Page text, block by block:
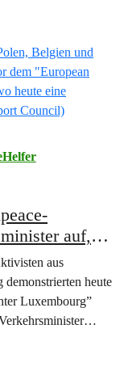
auf,
auf den
aus
heute
Luxembourg”